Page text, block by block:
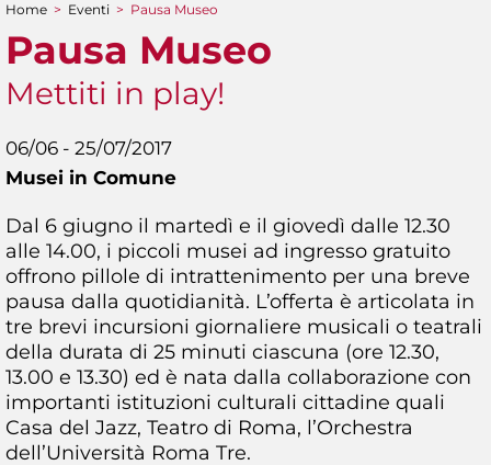
Tu sei qui
Home > Eventi > Pausa Museo
Pausa Museo
Mettiti in play!
06/06 - 25/07/2017
Musei in Comune
Dal 6 giugno il martedì e il giovedì dalle 12.30
alle 14.00, i piccoli musei ad ingresso gratuito
offrono pillole di intrattenimento per una breve
pausa dalla quotidianità. L’offerta è articolata in
tre brevi incursioni giornaliere musicali o teatrali
della durata di 25 minuti ciascuna (ore 12.30,
13.00 e 13.30) ed è nata dalla collaborazione con
importanti istituzioni culturali cittadine quali
Casa del Jazz, Teatro di Roma, l’Orchestra
dell’Università Roma Tre.